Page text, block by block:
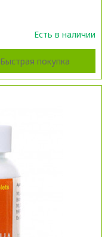
Есть в наличии
Быстрая покупка